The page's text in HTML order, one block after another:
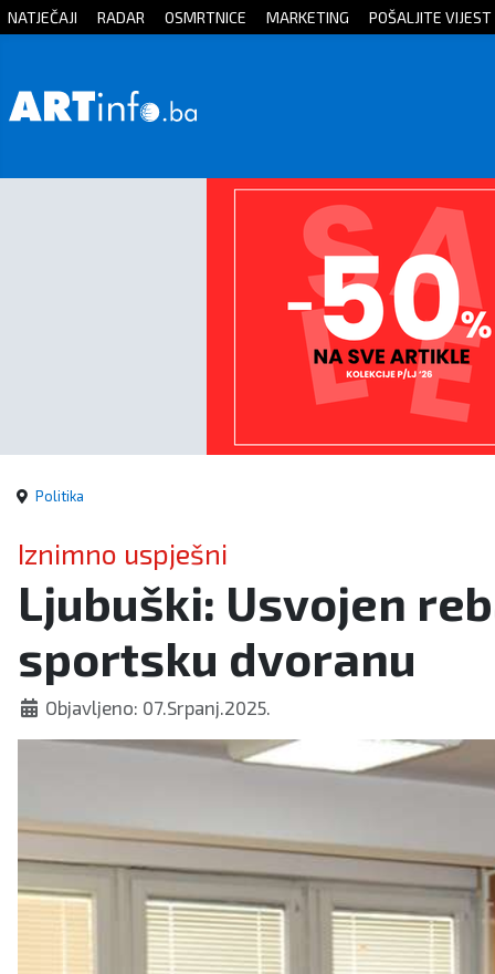
Početna
Zanimljivosti
NATJEČAJI RADAR OSMRTNICE MARKETING POŠALJITE VIJEST
Politika
Iznimno uspješni
Ljubuški: Usvojen
sportsku dvoranu
Objavljeno: 07.Srpanj.2025.